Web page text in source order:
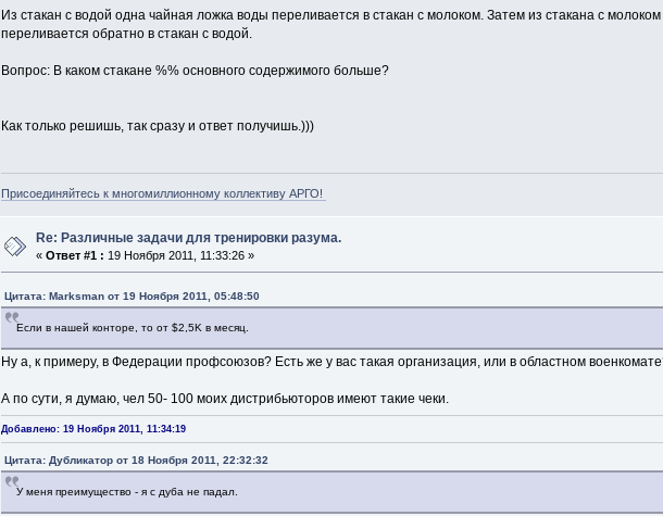
Из стакан с водой одна чайная ложка воды переливается в стакан с молоком. Затем из стакана с
переливается обратно в стакан с водой.
Вопрос: В каком стакане %% основного содержимого больше?
Как только решишь, так сразу и ответ получишь.)))
Присоединяйтесь к многомиллионному коллективу АРГО!
Re: Различные задачи для тренировки разума.
«Ответ #1 : 19 Ноября 2011, 11:33:26 »
Цитата: Marksman от 19 Ноября 2011, 05:48:50
Если в нашей конторе, то от $2,5K в месяц.
Ну а, к примеру, в Федерации профсоюзов? Есть же у вас такая организация, или в областном
А по сути, я думаю, чел 50- 100 моих дистрибьюторов имеют такие чеки.
Добавлено: 19 Ноября 2011, 11:34:19
Цитата: Дубликатор от 18 Ноября 2011, 22:32:32
У меня преимущество - я с дуба не падал.